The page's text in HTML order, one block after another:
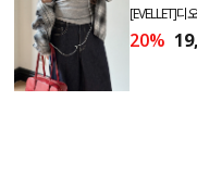
[EVELLET]디
20%